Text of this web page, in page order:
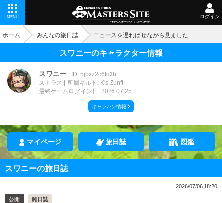
MENU ログイン
ホーム みんなの旅日誌 ニュースを遅ればせながら見ました
スワニーのキャラクター情報
スワニー
ID: 5jbxz2c6tq3b
ストラス
所属ギルド: K's-Zunft
最終ゲームログイン日: 2026.07.25
キャラバン情報
マイページ 旅日誌 図鑑
スワニーの旅日誌
2026/07/06 18:20
公開
雑日誌